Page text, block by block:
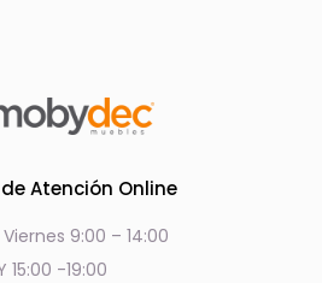
Atención Online
9:00 – 14:00
15:00 -19:00